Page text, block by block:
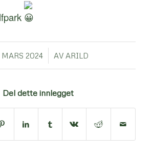
2024
/ AV ARILD
Del dette innlegget